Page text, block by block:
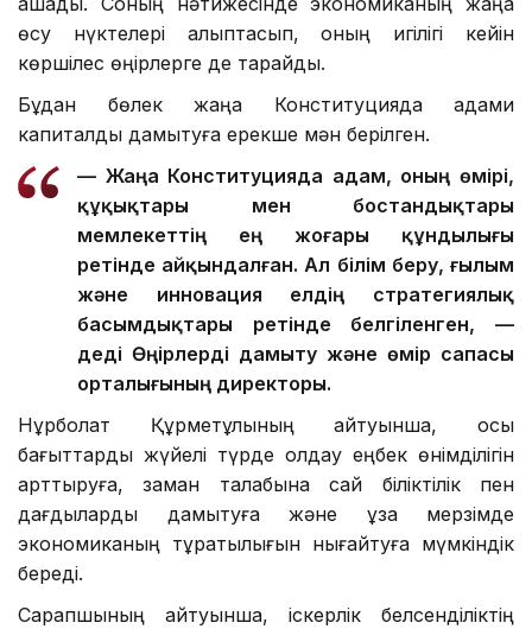
өсу нүктелері қалыптасып, оның игілігі кейін
көршілес өңірлерге де тарайды.
Бұдан бөлек жаңа Конституцияда адами
капиталды дамытуға ерекше мән берілген.
— Жаңа Конституцияда адам, оның өмірі,
құқықтары мен бостандықтары
мемлекеттің ең жоғары құндылығы
ретінде айқындалған. Ал білім беру, ғылым
және инновация елдің стратегиялық
басымдықтары ретінде белгіленген, —
деді Өңірлерді дамыту және өмір сапасы
орталығының директоры.
Нұрболат Құрметұлының айтуынша, осы
бағыттарды жүйелі түрде қолдау еңбек өнімділігін
арттыруға, заман талабына сай біліктілік пен
дағдыларды дамытуға және ұзақ мерзімде
экономиканың тұрақтылығын нығайтуға мүмкіндік
береді.
Сарапшының айтуынша, іскерлік белсенділіктің